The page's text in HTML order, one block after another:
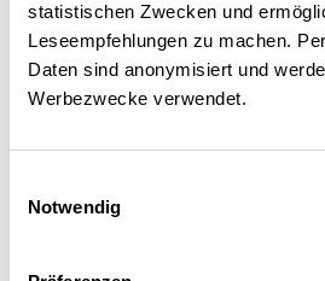
statistischen Zwecken und
Leseempfehlungen zu machen.
Daten sind anonymisiert und
Werbezwecke verwendet.
Notwendig
Viele Länder haben
eingeführt
Trotzdem haben
Länder die
reguliert. In